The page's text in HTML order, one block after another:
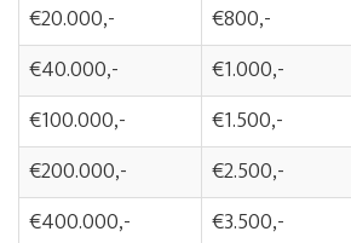
€20.000,-
€800,-
€40.000,-
€1.000,-
€100.000,-
€1.500,-
€200.000,-
€2.500,-
€400.000,-
€3.500,-